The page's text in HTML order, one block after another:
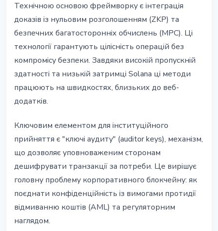
Технічною основою фреймворку є інтеграція
доказів із нульовим розголошенням (ZKP) та
безпечних багатосторонніх обчислень (MPC). Ці
технології гарантують цілісність операцій без
компромісу безпеки. Завдяки високій пропускній
здатності та низькій затримці Solana ці методи
працюють на швидкостях, близьких до веб-
додатків.
Ключовим елементом для інституційного
прийняття є "ключі аудиту" (auditor keys), механізм,
що дозволяє уповноваженим сторонам
дешифрувати транзакції за потреби. Це вирішує
головну проблему корпоративного блокчейну: як
поєднати конфіденційність із вимогами протидії
відмиванню коштів (AML) та регуляторним
наглядом.